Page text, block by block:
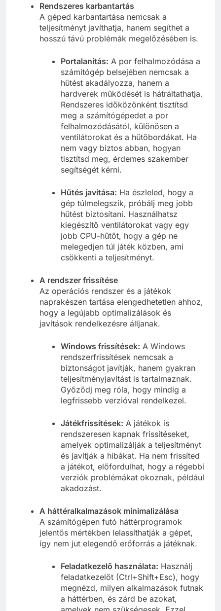
Rendszeres karbantartás
A géped karbantartása nemcsak a
teljesítményt javíthatja, hanem segíthet a
hosszú távú problémák megelőzésében is.
Portalanítás: A por felhalmozódása a
számítógép belsejében nemcsak a
hűtést akadályozza, hanem a
hardverek működését is hátráltathatja.
Rendszeres időközönként tisztítsd
meg a számítógépedet a por
felhalmozódásától, különösen a
ventilátorokat és a hűtőbordákat. Ha
nem vagy biztos abban, hogyan
tisztítsd meg, érdemes szakember
segítségét kérni.
Hűtés javítása: Ha észleled, hogy a
gép túlmelegszik, próbálj meg jobb
hűtést biztosítani. Használhatsz
kiegészítő ventilátorokat vagy egy
jobb CPU-hűtőt, hogy a gép ne
melegedjen túl játék közben, ami
csökkenti a teljesítményt.
A rendszer frissítése
Az operációs rendszer és a játékok
naprakészen tartása elengedhetetlen ahhoz,
hogy a legújabb optimalizálások és
javítások rendelkezésre álljanak.
Windows frissítések: A Windows
rendszerfrissítések nemcsak a
biztonságot javítják, hanem gyakran
teljesítményjavítást is tartalmaznak.
Győződj meg róla, hogy mindig a
legfrissebb verzióval rendelkezel.
Játékfrissítések: A játékok is
rendszeresen kapnak frissítéseket,
amelyek optimalizálják a teljesítményt
és javítják a hibákat. Ha nem frissíted
a játékot, előfordulhat, hogy a régebbi
verziók problémákat okoznak, például
akadozást.
A háttéralkalmazások minimalizálása
A számítógépen futó háttérprogramok
jelentős mértékben lelassíthatják a gépet,
így nem jut elegendő erőforrás a játéknak.
Feladatkezelő használata: Használj
feladatkezelőt (Ctrl+Shift+Esc), hogy
megnézd, milyen alkalmazások futnak
a háttérben, és zárd be azokat,